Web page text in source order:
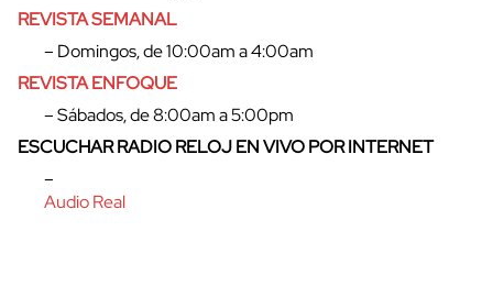
REVISTA SEMANAL
– Domingos, de 10:00am a 4:00am
REVISTA ENFOQUE
– Sábados, de 8:00am a 5:00pm
ESCUCHAR RADIO RELOJ EN VIVO POR INTERNET
–
Audio Real